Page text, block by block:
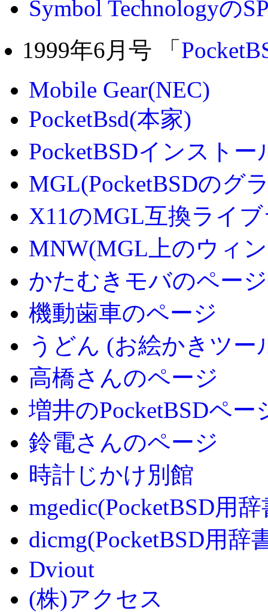
Symbol Technologyの
1999年6月号 「
Mobile Gear(NEC)
PocketBsd(本家)
PocketBSDインスト
MGL(PocketBSDのグ
X11のMGL互換ライ
MNW(MGL上のウィ
かたむきモバのページ
機動歯車のページ
うどん (お絵かきツー
高橋さんのページ
増井のPocketBSDペー
鈴電さんのページ
時計じかけ別館
mgedic(PocketBSD用
dicmg(PocketBSD用辞
Dviout
(株)アクセス